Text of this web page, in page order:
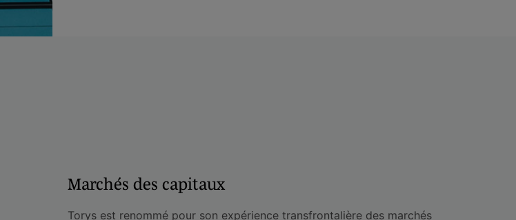
Marchés des capitaux
Torys est renommé pour son expérience transfrontalière des marchés